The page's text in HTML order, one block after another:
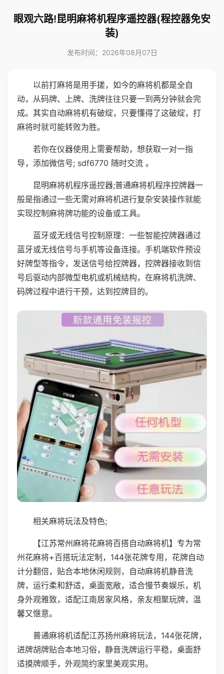
眼观六路!昆明麻将机程序遥控器(程控器免安
装)
发布时间：2026年08月07日
以前打麻将是用手搓，如今的麻将机都是全自
动，从码牌、上牌、洗牌往往只要一到两分钟就会完
成。其实自动麻将机有破绽，只要懂得了这破绽，打
麻将时就可能转败为胜。
若你在仪器使用上需要帮助，想获取一对一指
导，添加微信号; sdf6770 随时交流 。
昆明麻将机程序遥控器;普通麻将机程序控牌器一
般是指通过一些无需对麻将机进行复杂安装操作就能
实现控制麻将牌功能的设备或工具。
蓝牙或无线信号控制原理：一些智能控牌器通过
蓝牙或无线信号与手机等设备连接。手机端软件预设
好牌型等指令，发送信号给控牌器，控牌器接收到信
号后驱动内部微型电机或机械结构，在麻将机洗牌、
码牌过程中进行干预，达到控牌目的。
相关麻将玩法及特色;
【江苏常州麻将花麻将百搭自动麻将机】专为常
州花麻将+百搭玩法定制，144张花牌专用，花牌自动
计分翻倍，贴合本地休闲规则，自动麻将机静音洗
牌，运行柔和舒适，桌面宽敞，适合慢节奏娱乐，机
身外观雅致，适配江南居家风格，亲友相聚玩牌，温
馨又惬意。
普通麻将机适配江苏扬州麻将玩法，144张花牌，
进牌胡牌贴合本地习俗，静音洗牌运行平稳，桌面舒
适摸牌顺手，外观简约家里美观实用。